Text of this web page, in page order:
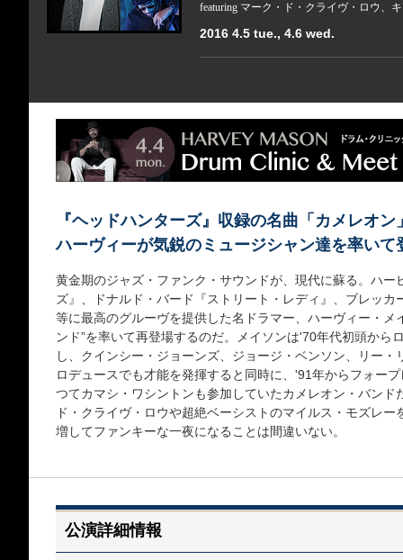
featuring マーク・ド・クライヴ・ロウ、
2016 4.5 tue., 4.6 wed.
『ヘッドハンターズ』収録の名曲「カメレオ
ハーヴィーが気鋭のミュージシャン達を率いて
黄金期のジャズ・ファンク・サウンドが、現代に蘇る。ハ
ズ』、ドナルド・バード『ストリート・レディ』、ブレッ
等に最高のグルーヴを提供した名ドラマー、ハーヴィー・メ
ンド”を率いて再登場するのだ。メイソンは'70年代初頭から
し、クインシー・ジョーンズ、ジョージ・ベンソン、リー
ロデュースでも才能を発揮すると同時に、'91年からフォー
つてカマシ・ワシントンも参加していたカメレオン・バン
ド・クライヴ・ロウや超絶ベーシストのマイルス・モズレ
増してファンキーな一夜になることは間違いない。
公演詳細情報